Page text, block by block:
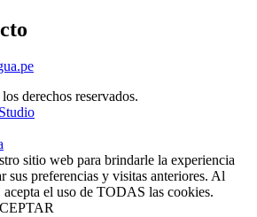
derechos reservados.
sitio web para brindarle la experiencia
sus preferencias y visitas anteriores. Al
el uso de TODAS las cookies.